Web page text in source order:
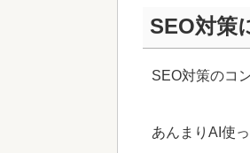
SEO対策
SEO対策のコ
あんまりAI使